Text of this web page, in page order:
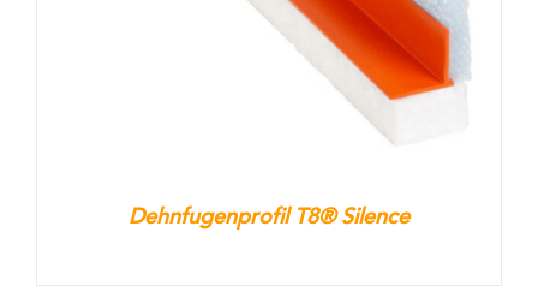
Dehnfugenprofil T8® Silence